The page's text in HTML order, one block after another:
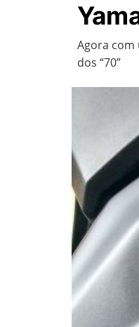
Agora com
dos “70”